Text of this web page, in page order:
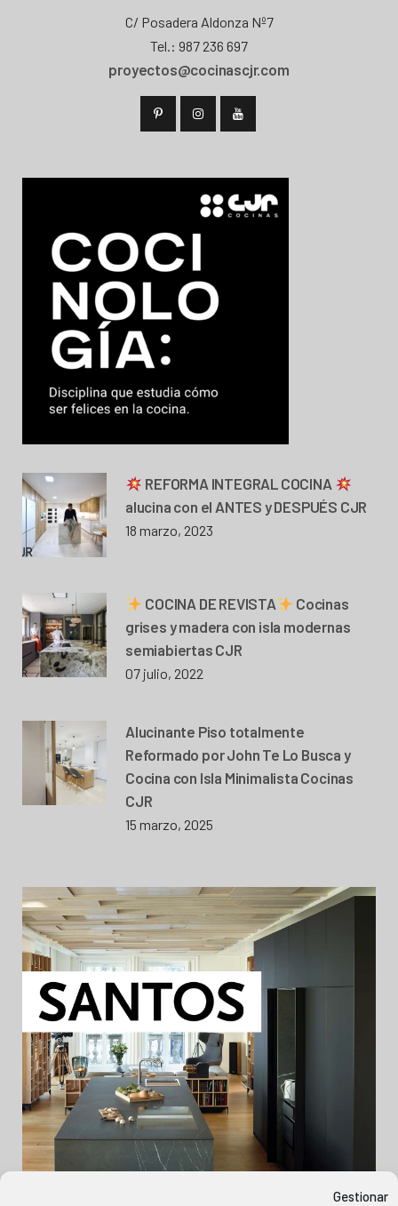
Gestionar
C/ Posadera Aldonza Nº7
Tel.: 987 236 697
proyectos@cocinascjr.com
REFORMA INTEGRAL COCINA
alucina con el ANTES y DESPUÉS CJR
18 marzo, 2023
COCINA DE REVISTA
Cocinas
grises y madera con isla modernas
semiabiertas CJR
07 julio, 2022
Alucinante Piso totalmente
Reformado por John Te Lo Busca y
Cocina con Isla Minimalista Cocinas
CJR
15 marzo, 2025